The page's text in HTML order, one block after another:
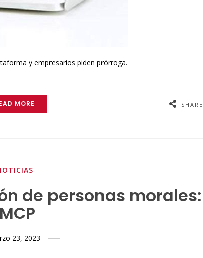
y empresarios piden prórroga.
MORE SHARE
de personas morales:
23, 2023